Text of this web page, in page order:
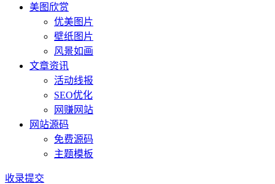
美图欣赏
优美图片
壁纸图片
风景如画
文章资讯
活动线报
SEO优化
网赚网站
网站源码
免费源码
主题模板
收录提交